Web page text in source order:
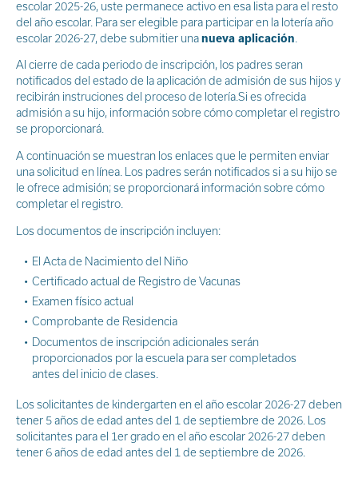
escolar 2025-26, uste permanece activo en esa lista para el resto
del año escolar. Para ser elegible para participar en la lotería año
escolar 2026-27, debe submitier unanueva aplicación
Al cierre de cada periodo de inscripción, los padres seran
notificados del estado de la aplicación de admisión de sus hijos y
recibirán instruciones del proceso de lotería.Si es ofrecida
admisión a su hijo, información sobre cómo completar el registro
se proporcionará.
A continuación se muestran los enlaces que le permiten enviar
una solicitud en línea. Los padres serán notificados si a su hijo se
le ofrece admisión; se proporcionará información sobre cómo
completar el registro.
Los documentos de inscripción incluyen:
El Acta de Nacimiento del Niño
Certificado actual de Registro de Vacunas
Examen físico actual
Comprobante de Residencia
Documentos de inscripción adicionales serán
proporcionados por la escuela para ser completados
antes del inicio de clases.
Los solicitantes de kindergarten en el año escolar 2026-27 deben
tener 5 años de edad antes del 1 de septiembre de 2026. Los
solicitantes para el 1er grado en el año escolar 2026-27 deben
tener 6 años de edad antes del 1 de septiembre de 2026.